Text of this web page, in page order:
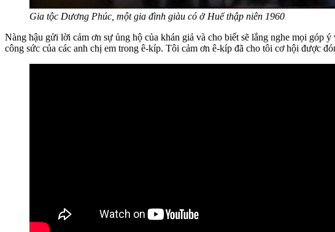
Gia tộc Dương Phúc, một gia đình giàu có ở Huế thập niên 1960
Nàng hậu gửi lời cảm ơn sự ủng hộ của khán giả và cho biết sẽ lắng nghe mọi
công sức của các anh chị em trong ê-kíp. Tôi cảm ơn ê-kíp đã cho tôi cơ hội được